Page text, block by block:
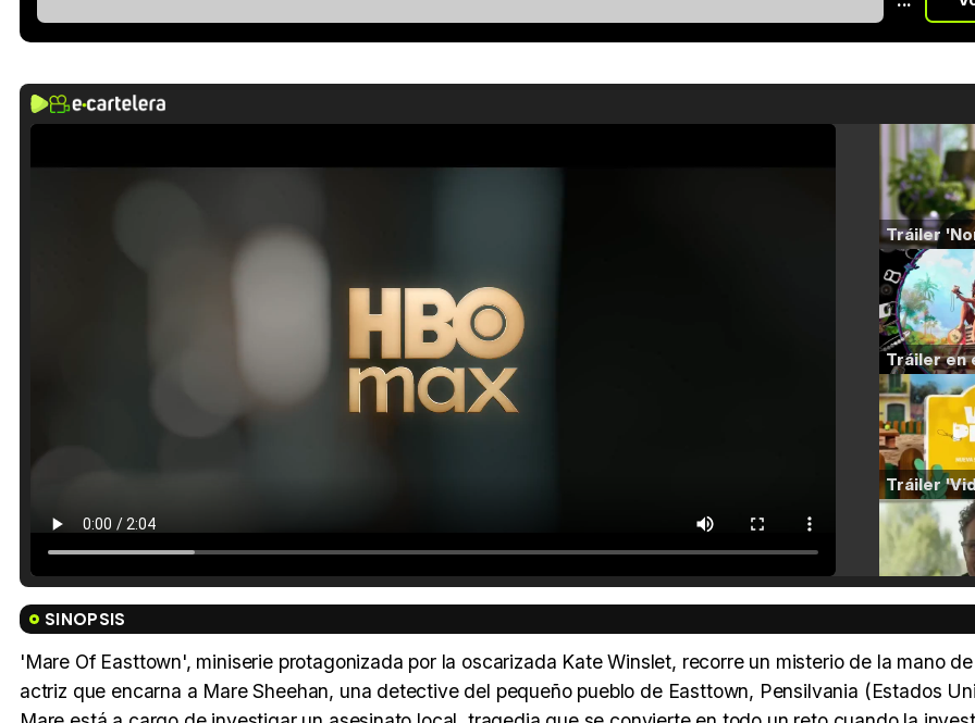
SINOPSIS
'Mare Of Easttown', miniserie protagonizada por la oscarizada Kate Winslet, recorre un misterio de la mano
actriz que encarna a Mare Sheehan, una detective del pequeño pueblo de Easttown, Pensilvania (Estados